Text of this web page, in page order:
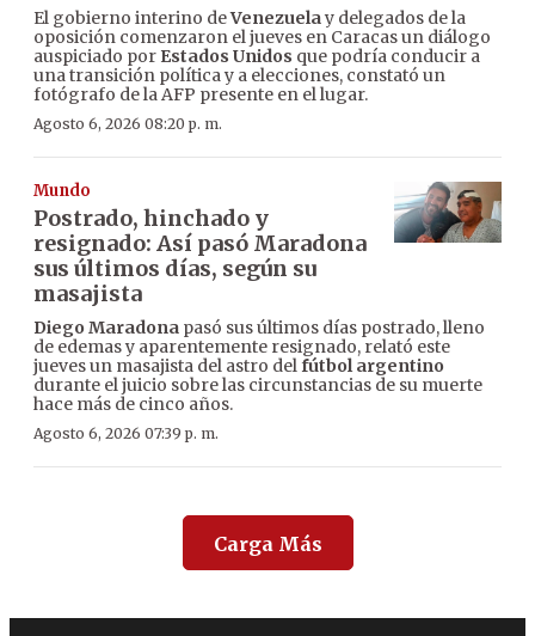
El gobierno interino deVenezuelay delegados de la
oposición comenzaron el jueves en Caracas un diálogo
auspiciado por Estados Unidos que podría conducir a
una transición política y a elecciones, constató un
fotógrafo de la AFP presente en el lugar.
Agosto 6, 2026 08:20 p. m.
Mundo
Postrado, hinchado y
resignado: Así pasó Maradona
sus últimos días, según su
masajista
Diego Maradona pasó sus últimos días postrado, lleno
de edemas y aparentemente resignado, relató este
jueves un masajista del astro delfútbol argentino
durante el juicio sobre las circunstancias de su muerte
hace más de cinco años.
Agosto 6, 2026 07:39 p. m.
Carga Más